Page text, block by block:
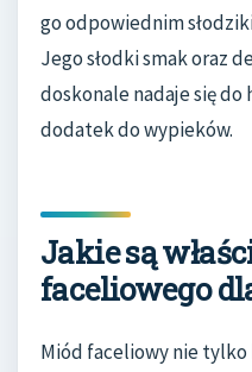
go odpowiednim
Jego słodki smak oraz
doskonale nadaje się
dodatek do wypieków.
Jakie są
faceliowego
Miód faceliowy nie tylko